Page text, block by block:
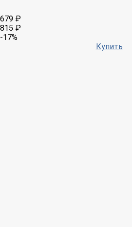
679 ₽
815 ₽
-17%
Купить